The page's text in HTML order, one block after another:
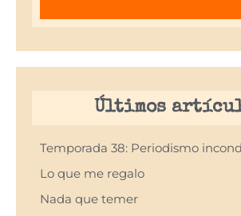
Últimos
Temporada 38: Periodismo
Lo que me regalo
Nada que temer